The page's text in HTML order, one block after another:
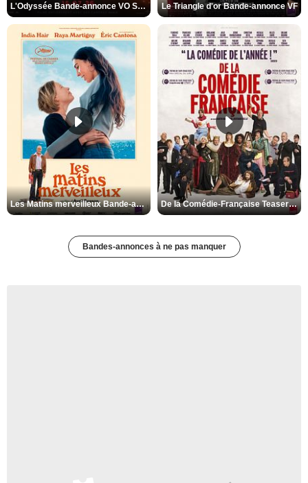
L'Odyssée Bande-annonce VO STFR Le Triangle d'or Bande-annonce VF
Les Matins merveilleux Bande-annonce VF De la Comédie-Française Teaser VF
Bandes-annonces à ne pas manquer